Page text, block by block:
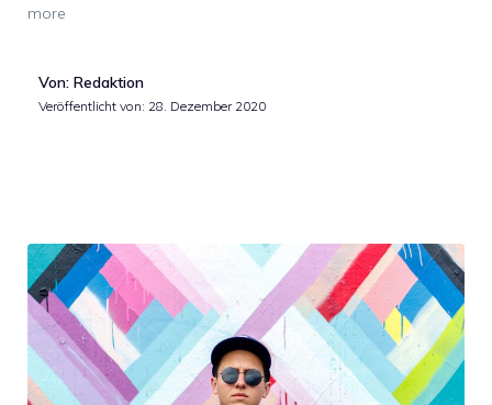
more
Von: Redaktion
Veröffentlicht von: 28. Dezember 2020